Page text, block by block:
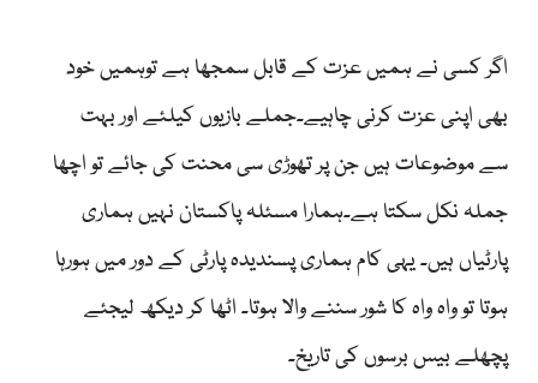
اگر کسی نے ہمیں عزت کے قابل سمجھا ہے توہمیں خود
بھی اپنی عزت کرنی چاہیے۔جملے بازیوں کیلئے اور بہت
سے موضوعات ہیں جن پر تھوڑی سی محنت کی جائے تو اچھا
جملہ نکل سکتا ہے۔ہمارا مسئلہ پاکستان نہیں ہماری
پارٹیاں ہیں۔ یہی کام ہماری پسندیدہ پارٹی کے دور میں ہورہا
ہوتا تو واہ واہ کا شور سننے والا ہوتا۔ اٹھا کر دیکھ لیجئے
پچھلے بیس برسوں کی تاریخ۔